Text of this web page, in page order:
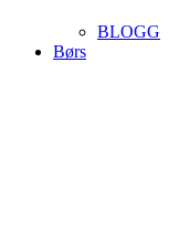
BLOGG
Børs